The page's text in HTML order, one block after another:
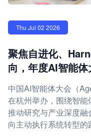
Thu Jul 02 2026
聚焦自进化、
向，年度AI智能
中国AI智能体大会（
在杭州举办，围绕智
推动研究与产业深度
向主动执行系统转型的